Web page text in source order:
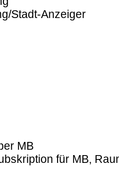
Stadt-Anzeiger
MB
für MB,